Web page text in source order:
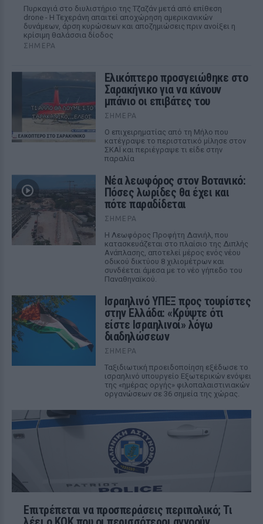
Πυρκαγιά στο διυλιστήριο της Τζαζάν μετά από επίθεση
drone - Η Τεχεράνη απαιτεί αποχώρηση αμερικανικών
δυνάμεων, άρση κυρώσεων και αποζημιώσεις πριν ανοίξει η
κρίσιμη θαλάσσια δίοδος
ΣΉΜΕΡΑ
Ελικόπτερο προσγειώθηκε στο
Σαρακήνικο για να κάνουν
μπάνιο οι επιβάτες του
ΣΉΜΕΡΑ
Ο επιχειρηματίας από τη Μήλο που
κατέγραψε το περιστατικό μίλησε στον
ΣΚΑΪ και περιέγραψε τι είδε στην
παραλία
Νέα λεωφόρος στον Βοτανικό:
Πόσες λωρίδες θα έχει και
πότε παραδίδεται
ΣΉΜΕΡΑ
Η Λεωφόρος Προφήτη Δανιήλ, που
κατασκευάζεται στο πλαίσιο της Διπλής
Ανάπλασης, αποτελεί μέρος ενός νέου
οδικού δικτύου 8 χιλιομέτρων και
συνδέεται άμεσα με το νέο γήπεδο του
Παναθηναϊκού.
Ισραηλινό ΥΠΕΞ προς τουρίστες
στην Ελλάδα: «Κρύψτε ότι
είστε Ισραηλινοί» λόγω
διαδηλώσεων
ΣΉΜΕΡΑ
Ταξιδιωτική προειδοποίηση εξέδωσε το
ισραηλινό υπουργείο Εξωτερικών ενόψει
της «ημέρας οργής» φιλοπαλαιστινιακών
οργανώσεων σε 36 σημεία της χώρας.
Επιτρέπεται να προσπεράσεις περιπολικό; Τι